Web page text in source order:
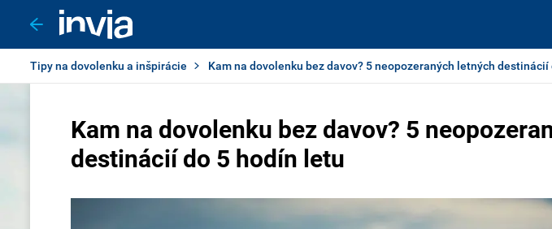
Tipy na dovolenku a inšpirácie Kam na dovolenku bez davov? 5 neopozeraných letných destinácií
Kam na dovolenku bez davov? 5
destinácií do 5 hodín letu